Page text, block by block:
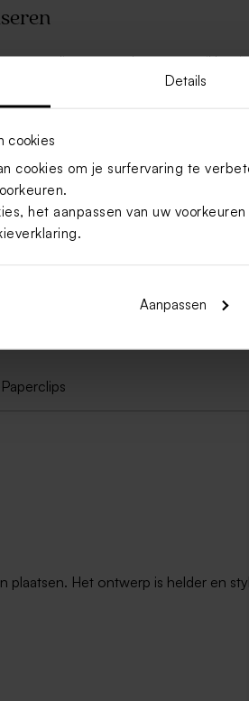
Details
cookies
cookies om je surfervaring te
het aanpassen van uw
.
Aanpassen
personaliseren met de naam
Je kunt ze eenvoudig
prikken
to date.
Paperclips
plaatsen. Het ontwerp is helder en